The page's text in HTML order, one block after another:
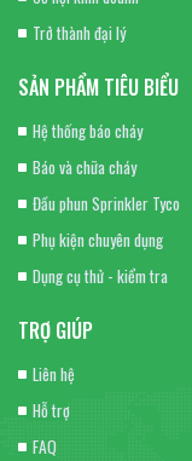
Trở thành đại lý
SẢN PHẨM TIÊU BIỂU
Hệ thống báo cháy
Báo và chữa cháy
Đầu phun Sprinkler Tyco
Phụ kiện chuyên dụng
Dụng cụ thử - kiểm tra
TRỢ GIÚP
Liên hệ
Hỗ trợ
FAQ